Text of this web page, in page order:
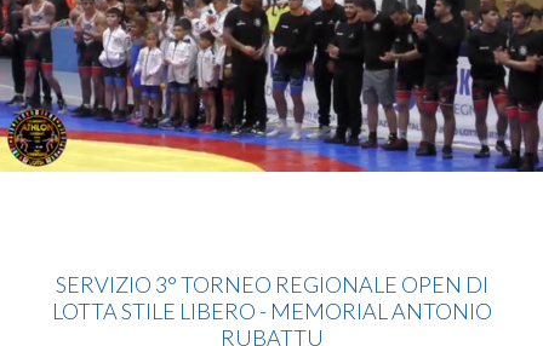
SERVIZIO 3° TORNEO REGIONALE OPEN DI
LOTTA STILE LIBERO - MEMORIAL ANTONIO
RUBATTU